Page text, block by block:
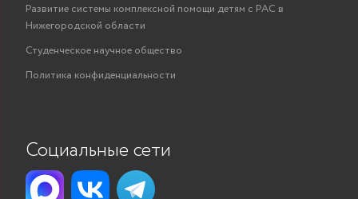
Развитие системы комплексной помощи детям с РАС в
Нижегородской области
Студенческое научное общество
Политика конфиденциальности
Социальные сети